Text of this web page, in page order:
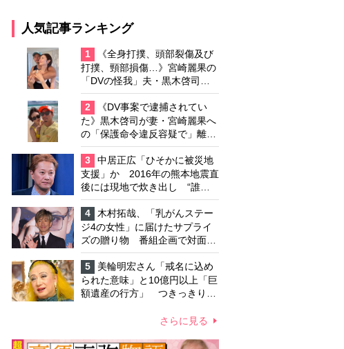
人気記事ランキング
1
《全身打撲、頭部裂傷及び
打撲、頸部損傷…》宮崎麗果の
「DVの怪我」夫・黒木啓司の
逮捕で始まる「夫婦の闘争」
2
《DV事案で逮捕されてい
た》黒木啓司が妻・宮崎麗果へ
の「保護命令違反容疑で」離婚
協議は「第二ステージ」へ
3
中居正広「ひそかに被災地
支援」か 2016年の熊本地震直
後には現地で炊き出し “誰に
も知られなくて良い”と、むし
ろ強まる福祉活動への思い
4
木村拓哉、「乳がんステー
ジ4の女性」に届けたサプライ
ズの贈り物 番組企画で対面し
たファンが、夢と希望を与える
心遣いに「うれしくて号泣しま
した」
5
美輪明宏さん「戒名に込め
られた意味」と10億円以上「巨
額遺産の行方」 つきっきりで
さらに見る